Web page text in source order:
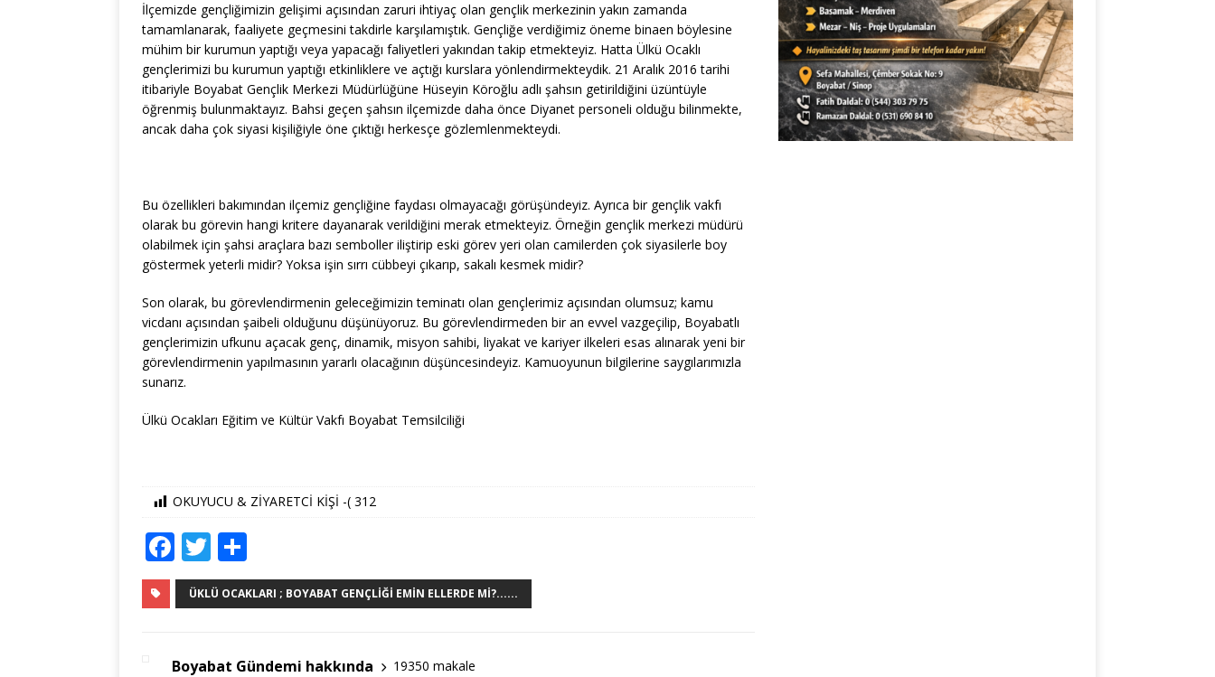
İlçemizde gençliğimizin gelişimi açısından zaruri ihtiyaç olan gençlik merkezinin yakın zamanda
tamamlanarak, faaliyete geçmesini takdirle karşılamıştık. Gençliğe verdiğimiz öneme binaen böylesine
mühim bir kurumun yaptığı veya yapacağı faliyetleri yakından takip etmekteyiz. Hatta Ülkü Ocaklı
gençlerimizi bu kurumun yaptığı etkinliklere ve açtığı kurslara yönlendirmekteydik. 21 Aralık 2016 tarihi
itibariyle Boyabat Gençlik Merkezi Müdürlüğüne Hüseyin Köroğlu adlı şahsın getirildiğini üzüntüyle
öğrenmiş bulunmaktayız. Bahsi geçen şahsın ilçemizde daha önce Diyanet personeli olduğu bilinmekte,
ancak daha çok siyasi kişiliğiyle öne çıktığı herkesçe gözlemlenmekteydi.
Bu özellikleri bakımından ilçemiz gençliğine faydası olmayacağı görüşündeyiz. Ayrıca bir gençlik vakfı
olarak bu görevin hangi kritere dayanarak verildiğini merak etmekteyiz. Örneğin gençlik merkezi müdürü
olabilmek için şahsi araçlara bazı semboller iliştirip eski görev yeri olan camilerden çok siyasilerle boy
göstermek yeterli midir? Yoksa işin sırrı cübbeyi çıkarıp, sakalı kesmek midir?
Son olarak, bu görevlendirmenin geleceğimizin teminatı olan gençlerimiz açısından olumsuz; kamu
vicdanı açısından şaibeli olduğunu düşünüyoruz. Bu görevlendirmeden bir an evvel vazgeçilip, Boyabatlı
gençlerimizin ufkunu açacak genç, dinamik, misyon sahibi, liyakat ve kariyer ilkeleri esas alınarak yeni bir
görevlendirmenin yapılmasının yararlı olacağının düşüncesindeyiz. Kamuoyunun bilgilerine saygılarımızla
sunarız.
Ülkü Ocakları Eğitim ve Kültür Vakfı Boyabat Temsilciliği
OKUYUCU & ZİYARETCİ KİŞİ -( 312
F
a
c
b
T
w
it
r
h
ar
ÜKLÜ OCAKLARI ; BOYABAT GENÇLIĞI EMIN ELLERDE MI?......
Boyabat Gündemi hakkında 19350 makale